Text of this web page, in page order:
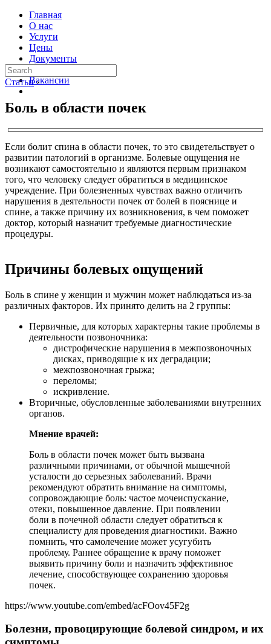
Главная
О нас
Услуги
Цены
Документы
Контакты
Вакансии
Статьи ›
Боль в области почек
Если болит спина в области почек, то это свидетельствует о
развитии патологий в организме. Болевые ощущения не
возникают самостоятельно и являются первым признаком
того, что человеку следует обратиться в медицинское
учреждение. При болезненных чувствах важно отличить
нарушения в деятельности почек от болей в пояснице и
спине, а также причину их возникновения, в чем поможет
доктор, который назначит требуемые диагностические
процедуры.
Причины болевых ощущений
Боль в спине у женщин и мужчин может наблюдаться из-за
различных факторов. Их принято делить на 2 группы:
Первичные, для которых характерны такие проблемы в
деятельности позвоночника:
дистрофические нарушения в межпозвоночных
дисках, приводящие к их деградации;
межпозвоночная грыжа;
переломы;
искривление.
Вторичные, обусловленные заболеваниями внутренних
органов.
Мнение врачей:
Боль в области почек может быть вызвана
различными причинами, от обычной мышечной
усталости до серьезных заболеваний. Врачи
рекомендуют обратить внимание на симптомы,
сопровождающие боль: частое мочеиспускание,
отеки, повышенное давление. При появлении
боли в почечной области следует обратиться к
специалисту для проведения диагностики. Важно
помнить, что самолечение может усугубить
проблему. Раннее обращение к врачу поможет
выявить причину боли и назначить эффективное
лечение, способствующее сохранению здоровья
почек.
https://www.youtube.com/embed/acFOov45F2g
Болезни, провоцирующие болевой синдром, и их